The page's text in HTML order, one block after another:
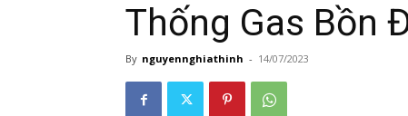
Thống Gas Bồn
By nguyennghiathinh - 14/07/2023